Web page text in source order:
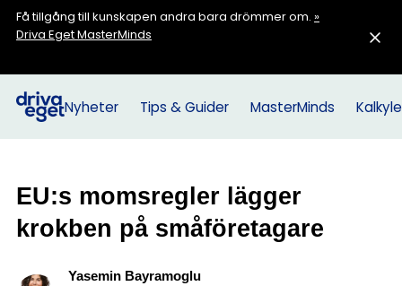
Få tillgång till kunskapen andra bara drömmer om. »
Driva Eget MasterMinds
Nyheter Tips & Guider MasterMinds
EU:s momsregler lägger
krokben på småföretagare
Yasemin Bayramoglu